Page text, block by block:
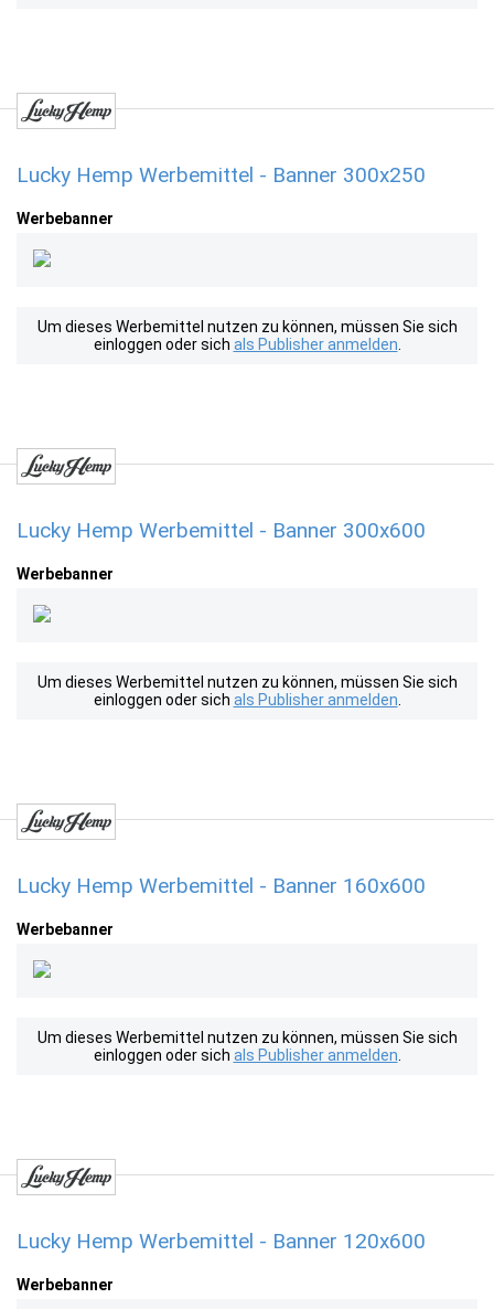
Lucky Hemp Werbemittel - Banner 300x250
Werbebanner
Um dieses Werbemittel nutzen zu können, müssen Sie sich
einloggen oder sich als Publisher anmelden
Lucky Hemp Werbemittel - Banner 300x600
Werbebanner
Um dieses Werbemittel nutzen zu können, müssen Sie sich
einloggen oder sich als Publisher anmelden
Lucky Hemp Werbemittel - Banner 160x600
Werbebanner
Um dieses Werbemittel nutzen zu können, müssen Sie sich
einloggen oder sich als Publisher anmelden
Lucky Hemp Werbemittel - Banner 120x600
Werbebanner